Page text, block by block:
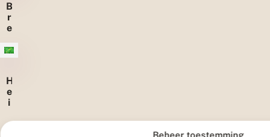
Beheer toestemming
B
r
e
H
e
i
e